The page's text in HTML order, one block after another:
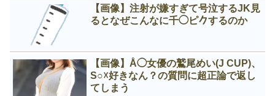
【画像】注射が嫌すぎて号泣するJK見
るとなぜこんなに千◯ピ𠂊するのか
【画像】Å◯女優の鷲尾めい(J CUP)、
S○☓好きなん？の質問に超正論で返し
てしまう